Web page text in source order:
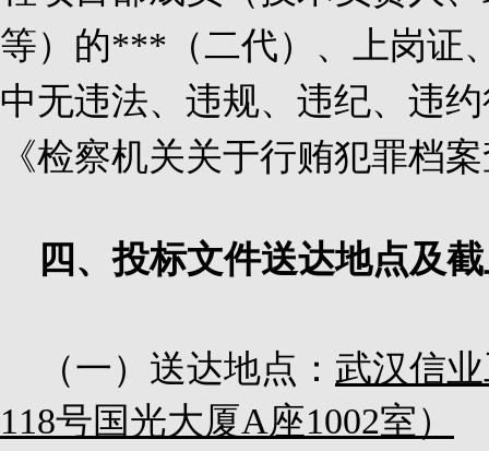
等）的***（二代）、上岗证
中无违法、违规、违纪、违
《检察机关关于行贿犯罪档
四、投标文件送达地点及
（一）送达地点： 武汉信
118号国光大厦A座1002室）